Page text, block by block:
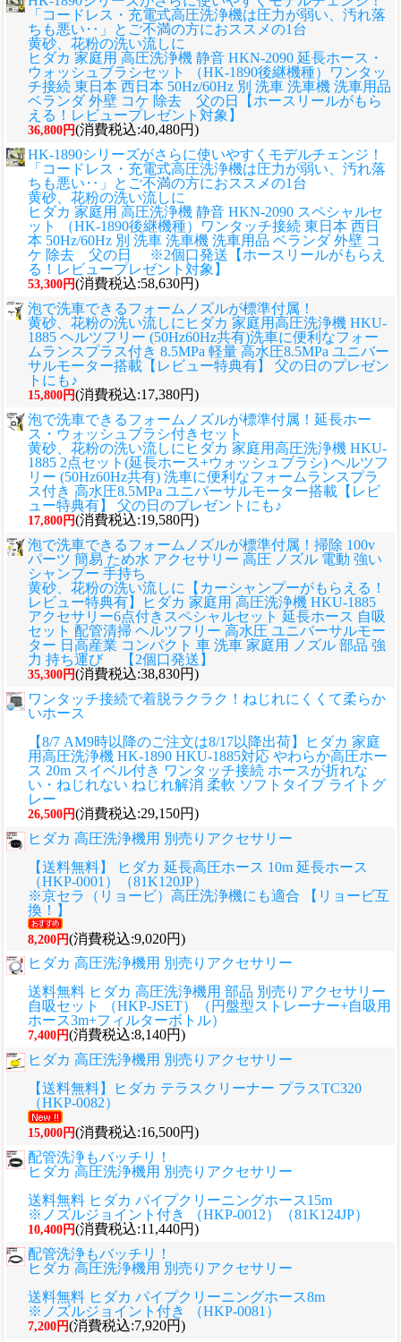
「コードレス・充電式高圧洗浄機は圧力が弱い、汚れ落
ちも悪い‥」とご不満の方におススメの1台
黄砂、花粉の洗い流しに
ヒダカ 家庭用 高圧洗浄機 静音 HKN-2090 延長ホース・
ウォッシュブラシセット （HK-1890後継機種）ワンタッ
チ接続 東日本 西日本 50Hz/60Hz 別 洗車 洗車機 洗車用品
ベランダ 外壁 コケ 除去 父の日【ホースリールがもら
える！レビュープレゼント対象】
36,800円(消費税込:40,480円)
HK-1890シリーズがさらに使いやすくモデルチェンジ！
「コードレス・充電式高圧洗浄機は圧力が弱い、汚れ落
ちも悪い‥」とご不満の方におススメの1台
黄砂、花粉の洗い流しに
ヒダカ 家庭用 高圧洗浄機 静音 HKN-2090 スペシャルセ
ット （HK-1890後継機種）ワンタッチ接続 東日本 西日
本 50Hz/60Hz 別 洗車 洗車機 洗車用品 ベランダ 外壁 コ
ケ 除去 父の日 ※2個口発送【ホースリールがもらえ
る！レビュープレゼント対象】
53,300円(消費税込:58,630円)
泡で洗車できるフォームノズルが標準付属！
黄砂、花粉の洗い流しに ヒダカ 家庭用高圧洗浄機 HKU-
1885 ヘルツフリー (50Hz60Hz共有)洗車に便利なフォー
ムランスプラス付き 8.5MPa 軽量 高水圧8.5MPa ユニバー
サルモーター搭載【レビュー特典有】 父の日のプレゼン
トにも♪
15,800円(消費税込:17,380円)
泡で洗車できるフォームノズルが標準付属！延長ホー
ス・ウォッシュブラシ付きセット
黄砂、花粉の洗い流しに ヒダカ 家庭用高圧洗浄機 HKU-
1885 2点セット(延長ホース+ウォッシュブラシ) ヘルツフ
リー (50Hz60Hz共有) 洗車に便利なフォームランスプラ
ス付き 高水圧8.5MPa ユニバーサルモーター搭載【レビ
ュー特典有】 父の日のプレゼントにも♪
17,800円(消費税込:19,580円)
泡で洗車できるフォームノズルが標準付属！掃除 100v
パーツ 簡易 ため水 アクセサリー 高圧 ノズル 電動 強い
シャンプー 手持ち
黄砂、花粉の洗い流しに
【カーシャンプーがもらえる！
レビュー特典有】ヒダカ 家庭用 高圧洗浄機 HKU-1885
アクセサリー6点付きスペシャルセット 延長ホース 自吸
セット 配管清掃 ヘルツフリー 高水圧 ユニバーサルモー
ター 日高産業 コンパクト 車 洗車 家庭用 ノズル 部品 強
力 持ち運び 【2個口発送】
35,300円(消費税込:38,830円)
ワンタッチ接続で着脱ラクラク！ねじれにくくて柔らか
いホース
【8/7 AM9時以降のご注文は8/17以降出荷】ヒダカ 家庭
用高圧洗浄機 HK-1890 HKU-1885対応 やわらか高圧ホー
ス 20m スイベル付き ワンタッチ接続 ホースが折れな
い・ねじれない ねじれ解消 柔軟 ソフトタイプ ライトグ
レー
26,500円(消費税込:29,150円)
ヒダカ 高圧洗浄機用 別売りアクセサリー
【送料無料】 ヒダカ 延長高圧ホース 10m 延長ホース
（HKP-0001）（81K120JP）
※京セラ（リョービ）高圧洗浄機にも適合 【リョービ互
換！】
8,200円(消費税込:9,020円)
ヒダカ 高圧洗浄機用 別売りアクセサリー
送料無料 ヒダカ 高圧洗浄機用 部品 別売りアクセサリー
自吸セット （HKP-JSET）（円盤型ストレーナー+自吸用
ホース3m+フィルターボトル）
7,400円(消費税込:8,140円)
ヒダカ 高圧洗浄機用 別売りアクセサリー
【送料無料】ヒダカ テラスクリーナー プラスTC320
（HKP-0082）
15,000円(消費税込:16,500円)
配管洗浄もバッチリ！
ヒダカ 高圧洗浄機用 別売りアクセサリー
送料無料 ヒダカ パイプクリーニングホース15m
※ノズルジョイント付き （HKP-0012）（81K124JP）
10,400円(消費税込:11,440円)
配管洗浄もバッチリ！
ヒダカ 高圧洗浄機用 別売りアクセサリー
送料無料 ヒダカ パイプクリーニングホース8m
※ノズルジョイント付き （HKP-0081）
7,200円(消費税込:7,920円)